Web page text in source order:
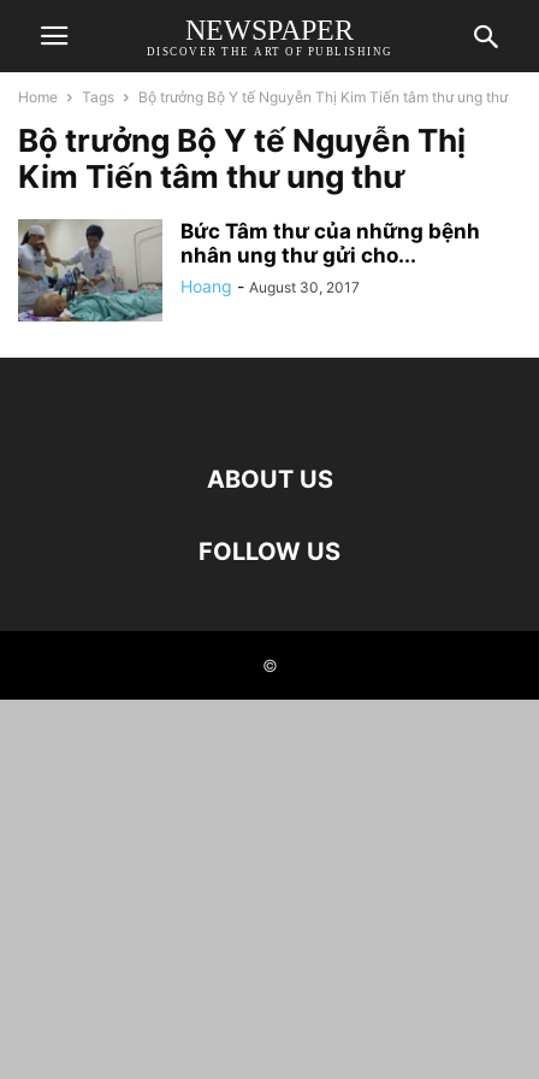
NEWSPAPER
DISCOVER THE ART OF PUBLISHING
Home Tags Bộ trưởng Bộ Y tế Nguyễn Thị Kim Tiến tâm thư ung thư
Bộ trưởng Bộ Y tế Nguyễn Thị
Kim Tiến tâm thư ung thư
Bức Tâm thư của những bệnh
nhân ung thư gửi cho...
Hoang - August 30, 2017
ABOUT US
FOLLOW US
©